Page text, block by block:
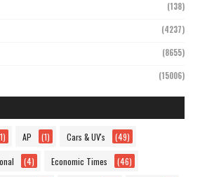
(138)
(4237)
(8655)
(15006)
AP (1) Cars & UV's (49)
(4) Economic Times (46)